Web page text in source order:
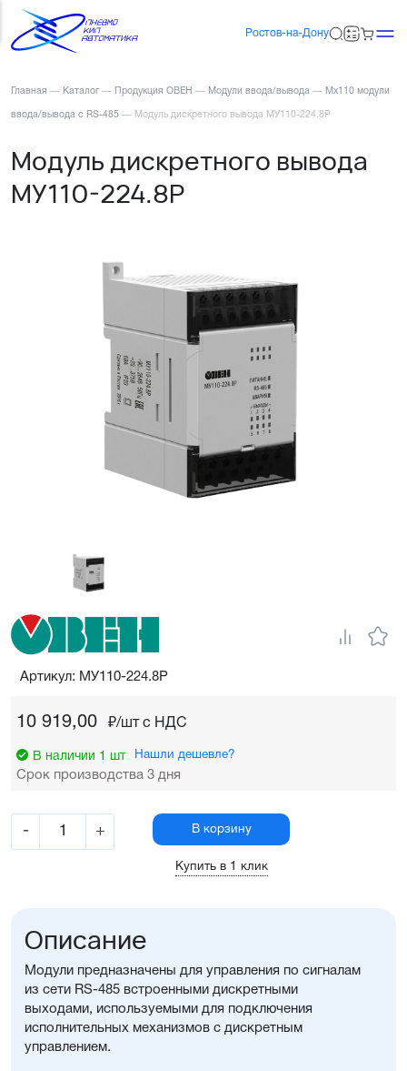
Ростов-на-Дону
Главная — Каталог — Продукция ОВЕН — Модули ввода/вывода — Мх110 модули
ввода/вывода с RS-485 — Модуль дискретного вывода МУ110-224.8Р
Модуль дискретного вывода
МУ110-224.8Р
10 919,00 ₽/шт c НДС
В наличии 1 шт Нашли дешевле?
Срок производства 3 дня
- + В корзину
Купить в 1 клик
Артикул: МУ110-224.8Р
Описание
Модули предназначены для управления по сигналам
из сети RS-485 встроенными дискретными
выходами, используемыми для подключения
исполнительных механизмов с дискретным
управлением.